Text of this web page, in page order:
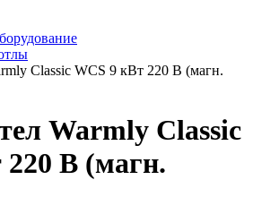
Classic WCS 9 кВт 220 В (магн.
Warmly Classic
В (магн.